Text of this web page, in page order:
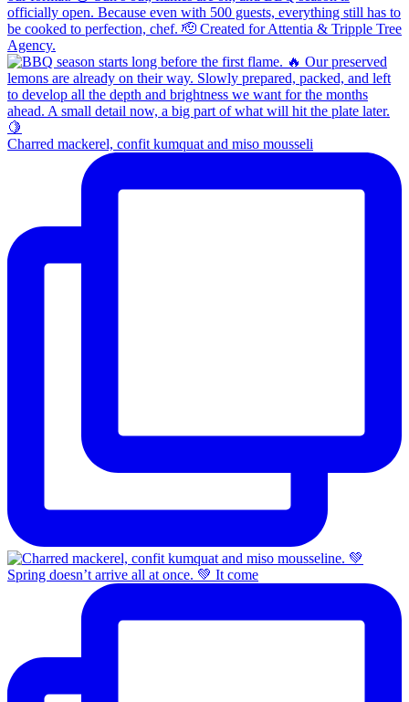
Charred mackerel, confit kumquat and miso mousseli
Spring doesn’t arrive all at once. 💚 It come